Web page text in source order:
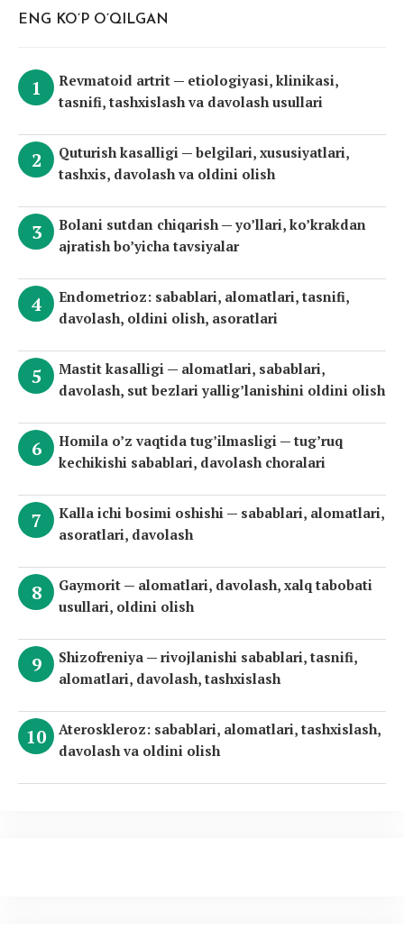
ENG KO’P O’QILGAN
Revmatoid artrit — etiologiyasi, klinikasi,
tasnifi, tashxislash va davolash usullari
Quturish kasalligi — belgilari, xususiyatlari,
tashxis, davolash va oldini olish
Bolani sutdan chiqarish — yo’llari, ko’krakdan
ajratish bo’yicha tavsiyalar
Endometrioz: sabablari, alomatlari, tasnifi,
davolash, oldini olish, asoratlari
Mastit kasalligi — alomatlari, sabablari,
davolash, sut bezlari yallig’lanishini oldini olish
Homila o’z vaqtida tug’ilmasligi — tug’ruq
kechikishi sabablari, davolash choralari
Kalla ichi bosimi oshishi — sabablari, alomatlari,
asoratlari, davolash
Gaymorit — alomatlari, davolash, xalq tabobati
usullari, oldini olish
Shizofreniya — rivojlanishi sabablari, tasnifi,
alomatlari, davolash, tashxislash
Ateroskleroz: sabablari, alomatlari, tashxislash,
davolash va oldini olish